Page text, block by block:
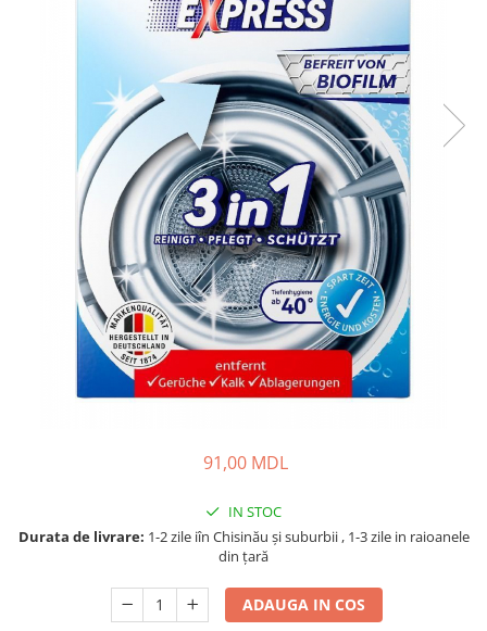
Plute si Indicatoare
Platforme feeder, suporturi,
Plumbi, cosulete, momitoare
Carlige Feeder, Stationar
Mincioguri si juvelnice
Accesorii monturi
Genti, huse, galeti
Accesorii si instrumente
Nada, momeala, aditivi
Pescuit la rapitor
Lansete la rapitor
Mulinete la rapitor
Nada si momeala
91,00 MDL
IN STOC
Durata de livrare: 1-2 zile iîn Chisinău şi suburbii , 1-3 zile in raioanele
din țară
ADAUGA IN COS